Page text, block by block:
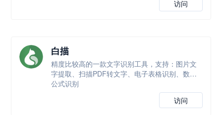
访问
白描
精度比较高的一款文字识别工具，支持：图片文
字提取、扫描PDF转文字、电子表格识别、数学
公式识别
访问